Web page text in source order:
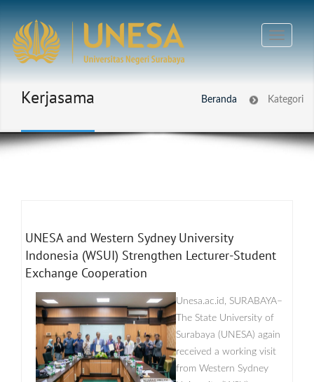
Kerjasama Beranda Kategori
UNESA and Western Sydney University
Indonesia (WSUI) Strengthen Lecturer-Student
Exchange Cooperation
Unesa.ac.id, SURABAYA–
The State University of
Surabaya (UNESA) again
received a working visit
from Western Sydney